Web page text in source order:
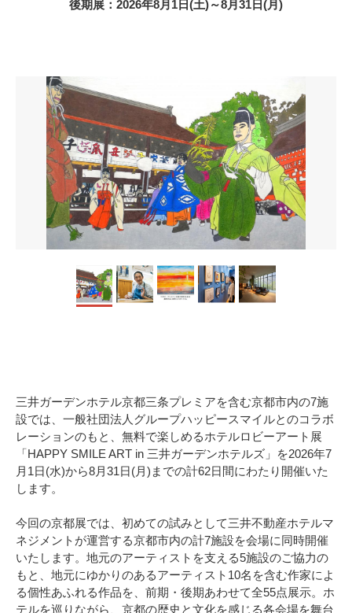
後期展：2026年8月1日(土)～8月31日(月)
三井ガーデンホテル京都三条プレミアを含む京都市内の7施
設では、一般社団法人グループハッピースマイルとのコラボ
レーションのもと、無料で楽しめるホテルロビーアート展
「HAPPY SMILE ART in 三井ガーデンホテルズ」を2026年7
月1日(水)から8月31日(月)までの計62日間にわたり開催いた
します。
今回の京都展では、初めての試みとして三井不動産ホテルマ
ネジメントが運営する京都市内の計7施設を会場に同時開催
いたします。地元のアーティストを支える5施設のご協力の
もと、地元にゆかりのあるアーティスト10名を含む作家によ
る個性あふれる作品を、前期・後期あわせて全55点展示。ホ
テルを巡りながら、京都の歴史と文化を感じる各会場を舞台